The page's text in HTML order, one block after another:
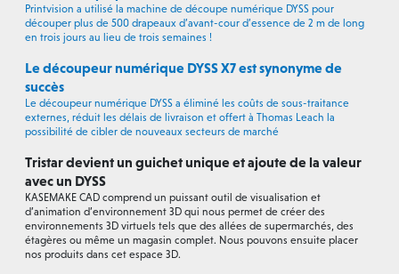
Printvision a utilisé la machine de découpe numérique DYSS pour
découper plus de 500 drapeaux d’avant-cour d’essence de 2 m de long
en trois jours au lieu de trois semaines !
Le découpeur numérique DYSS X7 est synonyme de
succès
Le découpeur numérique DYSS a éliminé les coûts de sous-traitance
externes, réduit les délais de livraison et offert à Thomas Leach la
possibilité de cibler de nouveaux secteurs de marché
Tristar devient un guichet unique et ajoute de la valeur
avec un DYSS
KASEMAKE CAD comprend un puissant outil de visualisation et
d’animation d’environnement 3D qui nous permet de créer des
environnements 3D virtuels tels que des allées de supermarchés, des
étagères ou même un magasin complet. Nous pouvons ensuite placer
nos produits dans cet espace 3D.